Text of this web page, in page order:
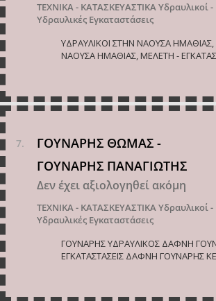
ΤΕΧΝΙΚΑ - ΚΑΤΑΣΚΕΥΑΣΤΙΚΑΥδραυλικοί -
Υδραυλικές Εγκαταστάσεις
ΥΔΡΑΥΛΙΚΟΙ ΣΤΗΝ ΝΑΟΥΣΑ
ΝΑΟΥΣΑ ΗΜΑΘΙΑΣ, ΜΕΛΕΤΗ -
ΓΟΥΝΑΡΗΣ ΘΩΜΑΣ -
ΓΟΥΝΑΡΗΣ ΠΑΝΑΓΙΩΤΗΣ
Δεν έχει αξιολογηθεί ακόμη
ΤΕΧΝΙΚΑ - ΚΑΤΑΣΚΕΥΑΣΤΙΚΑΥδραυλικοί -
Υδραυλικές Εγκαταστάσεις
ΓΟΥΝΑΡΗΣ ΥΔΡΑΥΛΙΚΟΣ ΔΑΦΝΗ
ΕΓΚΑΤΑΣΤΑΣΕΙΣ ΔΑΦΝΗ ΓΟΥΝΑΡΗΣ